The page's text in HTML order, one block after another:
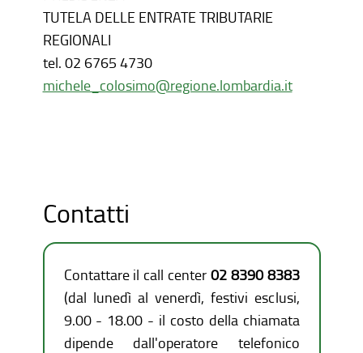
TUTELA DELLE ENTRATE TRIBUTARIE
REGIONALI
tel. 02 6765 4730
michele_colosimo@regione.lombardia.it
Contatti
Contattare il call center 02 8390 8383
(dal lunedì al venerdì, festivi esclusi,
9.00 - 18.00 - il costo della chiamata
dipende dall'operatore telefonico